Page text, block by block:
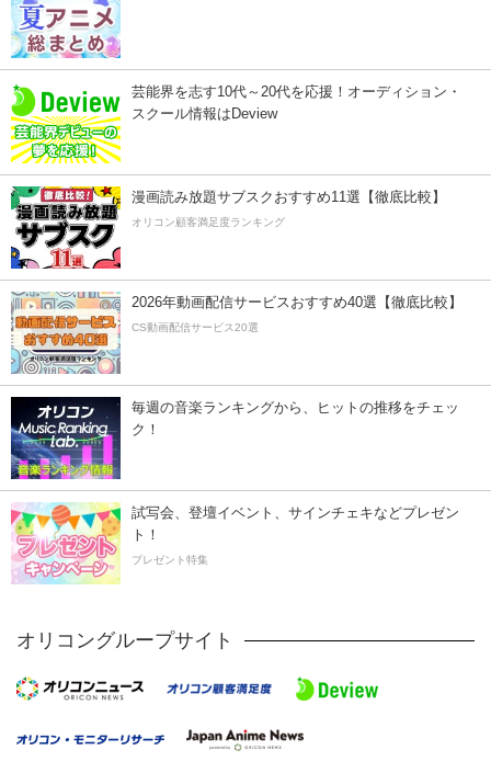
芸能界を志す10代～20代を応援！オーディション・
スクール情報はDeview
漫画読み放題サブスクおすすめ11選【徹底比較】
オリコン顧客満足度ランキング
2026年動画配信サービスおすすめ40選【徹底比較】
CS動画配信サービス20選
毎週の音楽ランキングから、ヒットの推移をチェッ
ク！
試写会、登壇イベント、サインチェキなどプレゼン
ト！
プレゼント特集
オリコングループサイト